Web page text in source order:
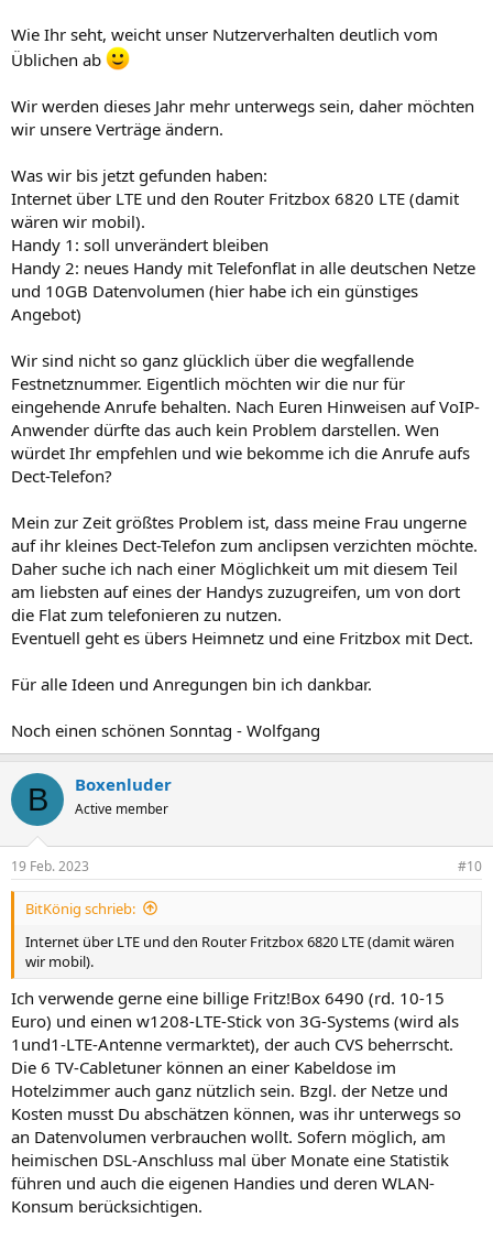
Wie Ihr seht, weicht unser Nutzerverhalten deutlich vom
Üblichen ab
Wir werden dieses Jahr mehr unterwegs sein, daher möchten
wir unsere Verträge ändern.
Was wir bis jetzt gefunden haben:
Internet über LTE und den Router Fritzbox 6820 LTE (damit
wären wir mobil).
Handy 1: soll unverändert bleiben
Handy 2: neues Handy mit Telefonflat in alle deutschen Netze
und 10GB Datenvolumen (hier habe ich ein günstiges
Angebot)
Wir sind nicht so ganz glücklich über die wegfallende
Festnetznummer. Eigentlich möchten wir die nur für
eingehende Anrufe behalten. Nach Euren Hinweisen auf VoIP-
Anwender dürfte das auch kein Problem darstellen. Wen
würdet Ihr empfehlen und wie bekomme ich die Anrufe aufs
Dect-Telefon?
Mein zur Zeit größtes Problem ist, dass meine Frau ungerne
auf ihr kleines Dect-Telefon zum anclipsen verzichten möchte.
Daher suche ich nach einer Möglichkeit um mit diesem Teil
am liebsten auf eines der Handys zuzugreifen, um von dort
die Flat zum telefonieren zu nutzen.
Eventuell geht es übers Heimnetz und eine Fritzbox mit Dect.
Für alle Ideen und Anregungen bin ich dankbar.
Noch einen schönen Sonntag - Wolfgang
B Boxenluder
Active member
19 Feb. 2023 #10
BitKönig schrieb:
Internet über LTE und den Router Fritzbox 6820 LTE (damit wären
wir mobil).
Ich verwende gerne eine billige Fritz!Box 6490 (rd. 10-15
Euro) und einen w1208-LTE-Stick von 3G-Systems (wird als
1und1-LTE-Antenne vermarktet), der auch CVS beherrscht.
Die 6 TV-Cabletuner können an einer Kabeldose im
Hotelzimmer auch ganz nützlich sein. Bzgl. der Netze und
Kosten musst Du abschätzen können, was ihr unterwegs so
an Datenvolumen verbrauchen wollt. Sofern möglich, am
heimischen DSL-Anschluss mal über Monate eine Statistik
führen und auch die eigenen Handies und deren WLAN-
Konsum berücksichtigen.